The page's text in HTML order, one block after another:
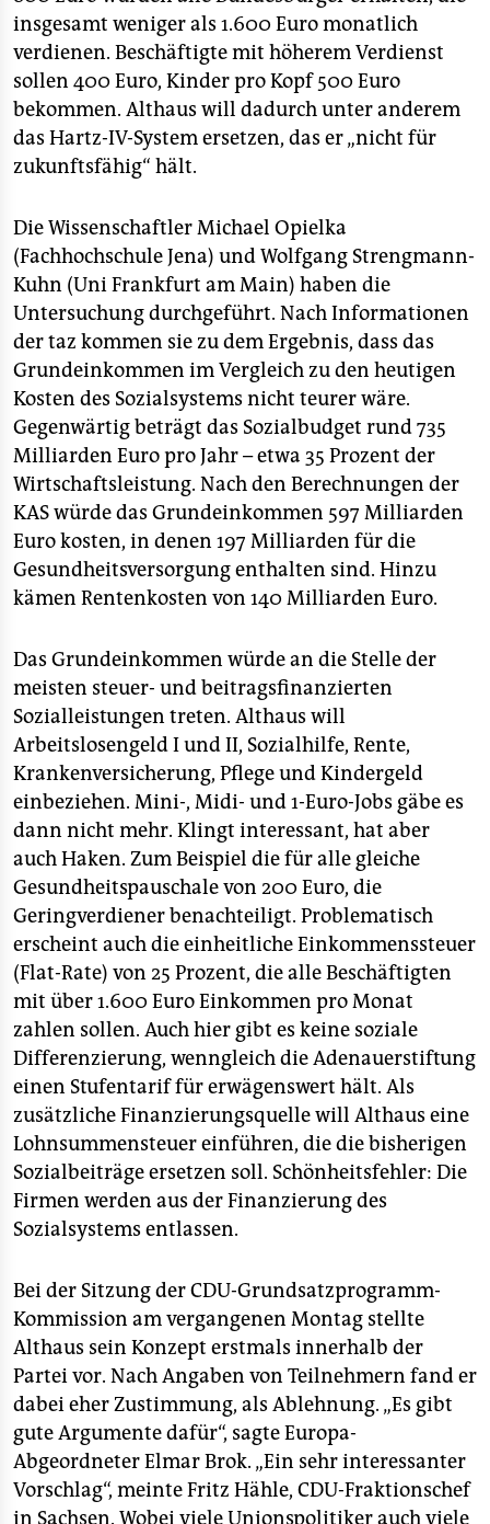
insgesamt weniger als 1.600 Euro monatlich
verdienen. Beschäftigte mit höherem Verdienst
sollen 400 Euro, Kinder pro Kopf 500 Euro
bekommen. Althaus will dadurch unter anderem
das Hartz-IV-System ersetzen, das er „nicht für
zukunftsfähig“ hält.
Die Wissenschaftler Michael Opielka
(Fachhochschule Jena) und Wolfgang Strengmann-
Kuhn (Uni Frankfurt am Main) haben die
Untersuchung durchgeführt. Nach Informationen
der taz kommen sie zu dem Ergebnis, dass das
Grundeinkommen im Vergleich zu den heutigen
Kosten des Sozialsystems nicht teurer wäre.
Gegenwärtig beträgt das Sozialbudget rund 735
Milliarden Euro pro Jahr – etwa 35 Prozent der
Wirtschaftsleistung. Nach den Berechnungen der
KAS würde das Grundeinkommen 597 Milliarden
Euro kosten, in denen 197 Milliarden für die
Gesundheitsversorgung enthalten sind. Hinzu
kämen Rentenkosten von 140 Milliarden Euro.
Das Grundeinkommen würde an die Stelle der
meisten steuer- und beitragsfinanzierten
Sozialleistungen treten. Althaus will
Arbeitslosengeld I und II, Sozialhilfe, Rente,
Krankenversicherung, Pflege und Kindergeld
einbeziehen. Mini-, Midi- und 1-Euro-Jobs gäbe es
dann nicht mehr. Klingt interessant, hat aber
auch Haken. Zum Beispiel die für alle gleiche
Gesundheitspauschale von 200 Euro, die
Geringverdiener benachteiligt. Problematisch
erscheint auch die einheitliche Einkommenssteuer
(Flat-Rate) von 25 Prozent, die alle Beschäftigten
mit über 1.600 Euro Einkommen pro Monat
zahlen sollen. Auch hier gibt es keine soziale
Differenzierung, wenngleich die Adenauerstiftung
einen Stufentarif für erwägenswert hält. Als
zusätzliche Finanzierungsquelle will Althaus eine
Lohnsummensteuer einführen, die die bisherigen
Sozialbeiträge ersetzen soll. Schönheitsfehler: Die
Firmen werden aus der Finanzierung des
Sozialsystems entlassen.
Bei der Sitzung der CDU-Grundsatzprogramm-
Kommission am vergangenen Montag stellte
Althaus sein Konzept erstmals innerhalb der
Partei vor. Nach Angaben von Teilnehmern fand er
dabei eher Zustimmung, als Ablehnung. „Es gibt
gute Argumente dafür“, sagte Europa-
Abgeordneter Elmar Brok. „Ein sehr interessanter
Vorschlag“, meinte Fritz Hähle, CDU-Fraktionschef
in Sachsen. Wobei viele Unionspolitiker auch viele